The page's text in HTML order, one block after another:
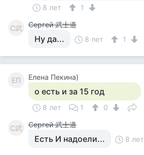
8 лет 1
С武 Сергей 武士道
Ну да... 8 лет 1
ЕП Елена Пекина)
о есть и за 15 год
8 лет 1 0
С武 Сергей 武士道
Есть И надоели... 8 лет